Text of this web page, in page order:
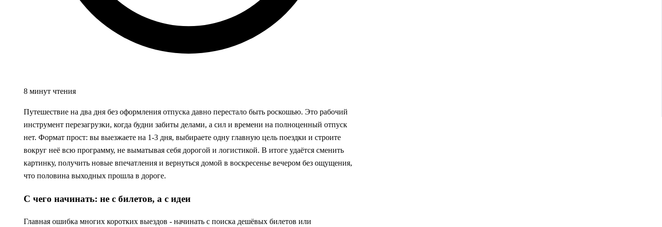
8 минут чтения
Путешествие на два дня без оформления отпуска давно перестало быть роскошью. Это рабочий
инструмент перезагрузки, когда будни забиты делами, а сил и времени на полноценный отпуск
нет. Формат прост: вы выезжаете на 1-3 дня, выбираете одну главную цель поездки и строите
вокруг неё всю программу, не выматывая себя дорогой и логистикой. В итоге удаётся сменить
картинку, получить новые впечатления и вернуться домой в воскресенье вечером без ощущения,
что половина выходных прошла в дороге.
С чего начинать: не с билетов, а с идеи
Главная ошибка многих коротких выездов - начинать с поиска дешёвых билетов или